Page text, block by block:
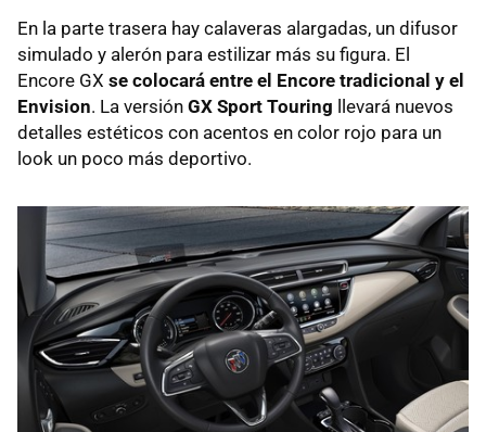
En la parte trasera hay calaveras alargadas, un difusor
simulado y alerón para estilizar más su figura. El
Encore GX se colocará entre el Encore tradicional y el
Envision. La versión GX Sport Touring llevará nuevos
detalles estéticos con acentos en color rojo para un
look un poco más deportivo.